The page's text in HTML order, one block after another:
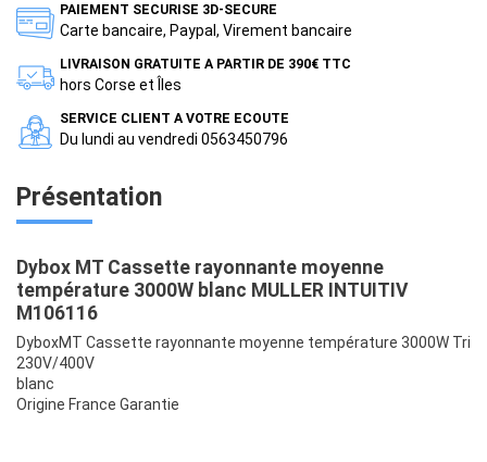
PAIEMENT SECURISE 3D-SECURE
Carte bancaire, Paypal, Virement bancaire
LIVRAISON GRATUITE A PARTIR DE 390€ TTC
hors Corse et Îles
SERVICE CLIENT A VOTRE ECOUTE
Du lundi au vendredi 0563450796
Présentation
Dybox MT Cassette rayonnante moyenne
température 3000W blanc MULLER INTUITIV
M106116
DyboxMT Cassette rayonnante moyenne température 3000W Tri
230V/400V
blanc
Origine France Garantie